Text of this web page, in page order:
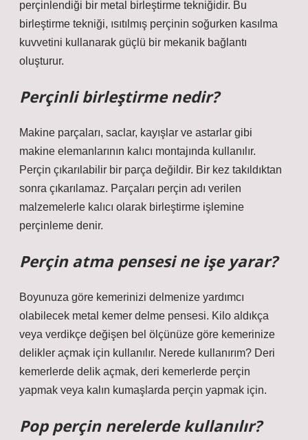
perçinlendiği bir metal birleştirme tekniğidir. Bu
birleştirme tekniği, ısıtılmış perçinin soğurken kasılma
kuvvetini kullanarak güçlü bir mekanik bağlantı
oluşturur.
Perçinli birleştirme nedir?
Makine parçaları, saclar, kayışlar ve astarlar gibi
makine elemanlarının kalıcı montajında ​​kullanılır.
Perçin çıkarılabilir bir parça değildir. Bir kez takıldıktan
sonra çıkarılamaz. Parçaları perçin adı verilen
malzemelerle kalıcı olarak birleştirme işlemine
perçinleme denir.
Perçin atma pensesi ne işe yarar?
Boyunuza göre kemerinizi delmenize yardımcı
olabilecek metal kemer delme pensesi. Kilo aldıkça
veya verdikçe değişen bel ölçünüze göre kemerinize
delikler açmak için kullanılır. Nerede kullanırım? Deri
kemerlerde delik açmak, deri kemerlerde perçin
yapmak veya kalın kumaşlarda perçin yapmak için.
Pop perçin nerelerde kullanılır?